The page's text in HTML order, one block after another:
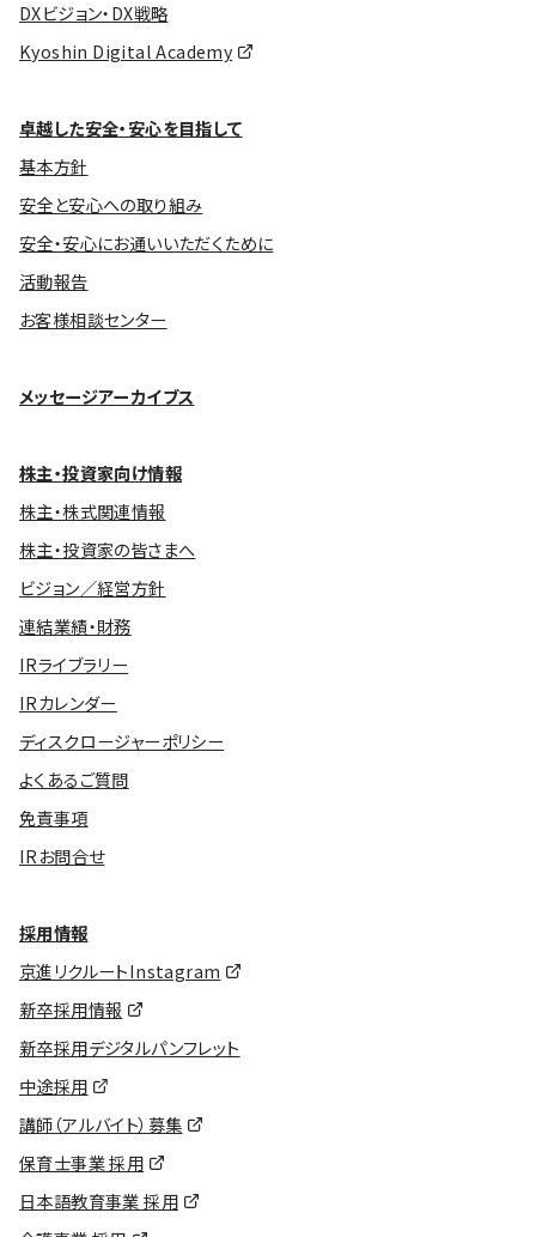
DXビジョン・DX戦略
Kyoshin Digital Academy
卓越した安全・安心を目指して
基本方針
安全と安心への取り組み
安全・安心にお通いいただくために
活動報告
お客様相談センター
メッセージアーカイブス
株主・投資家向け情報
株主・株式関連情報
株主・投資家の皆さまへ
ビジョン／経営方針
連結業績・財務
IRライブラリー
IRカレンダー
ディスクロージャーポリシー
よくあるご質問
免責事項
IRお問合せ
採用情報
京進リクルートInstagram
新卒採用情報
新卒採用デジタルパンフレット
中途採用
講師（アルバイト）募集
保育士事業 採用
日本語教育事業 採用